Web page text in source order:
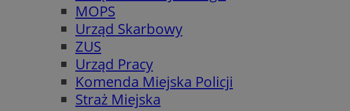
MOPS
Urząd Skarbowy
ZUS
Urząd Pracy
Komenda Miejska Policji
Straż Miejska